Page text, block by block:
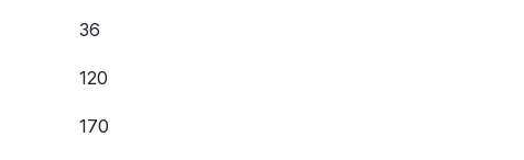
36
120
170